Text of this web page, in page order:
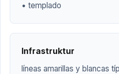
• templado
Infrastruktur
líneas amarillas y blancas